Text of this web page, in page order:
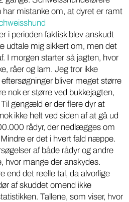
mistanke om, at dyret er ramt
i perioden faktisk blev anskudt
udtale mig sikkert om, men det
I morgen starter så jagten, hvor
råer og lam. Jeg tror ikke
bliver meget større
nok er større ved bukkejagten,
gengæld er der flere dyr at
ikke helt ved siden af at gå ud
rådyr, der nedlægges om
er det i hvert fald næppe.
af både rådyr og andre
hvor mange der anskydes.
end det reelle tal, da alvorlige
af skuddet omend ikke
Tallene, som viser, hvor